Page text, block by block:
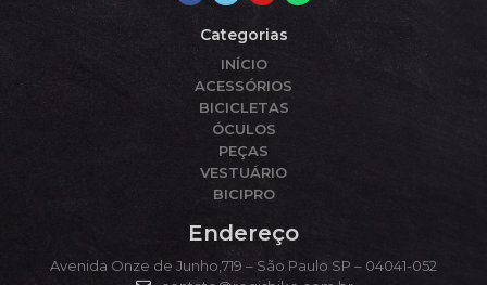
Categorias
INÍCIO
ACESSÓRIOS
BICICLETAS
ÓCULOS
PEÇAS
VESTUÁRIO
BICIPRO
Endereço
Avenida Onze de Junho,719 – São Paulo SP – 04041-052